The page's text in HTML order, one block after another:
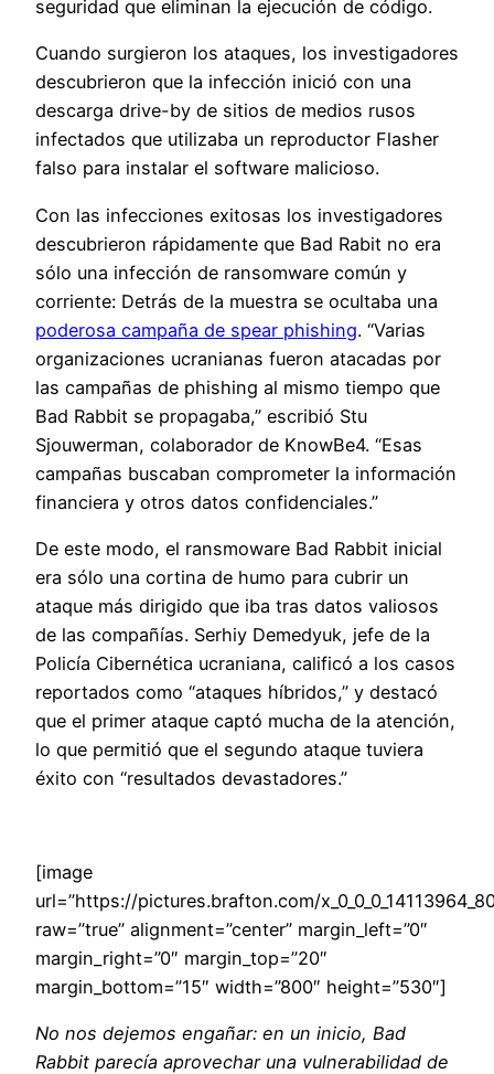
seguridad que eliminan la ejecución de código.
Cuando surgieron los ataques, los investigadores
descubrieron que la infección inició con una
descarga drive-by de sitios de medios rusos
infectados que utilizaba un reproductor Flasher
falso para instalar el software malicioso.
Con las infecciones exitosas los investigadores
descubrieron rápidamente que Bad Rabit no era
sólo una infección de ransomware común y
corriente: Detrás de la muestra se ocultaba una
poderosa campaña de spear phishing. “Varias
organizaciones ucranianas fueron atacadas por
las campañas de phishing al mismo tiempo que
Bad Rabbit se propagaba,” escribió Stu
Sjouwerman, colaborador de KnowBe4. “Esas
campañas buscaban comprometer la información
financiera y otros datos confidenciales.”
De este modo, el ransmoware Bad Rabbit inicial
era sólo una cortina de humo para cubrir un
ataque más dirigido que iba tras datos valiosos
de las compañías. Serhiy Demedyuk, jefe de la
Policía Cibernética ucraniana, calificó a los casos
reportados como “ataques híbridos,” y destacó
que el primer ataque captó mucha de la atención,
lo que permitió que el segundo ataque tuviera
éxito con “resultados devastadores.”
[image
url=”https://pictures.brafton.com/
raw=”true” alignment=”center” margin_left=”0″
margin_right=”0″ margin_top=”20″
margin_bottom=”15″ width=”800″ height=”530″]
No nos dejemos engañar: en un inicio, Bad
Rabbit parecía aprovechar una vulnerabilidad de